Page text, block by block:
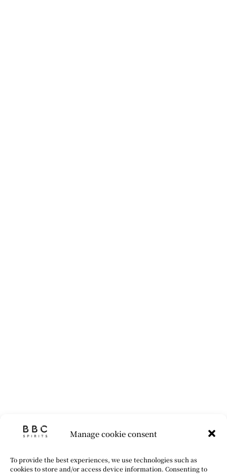
Manage cookie consent
To provide the best experiences, we use technologies such as
cookies to store and/or access device information. Consenting to